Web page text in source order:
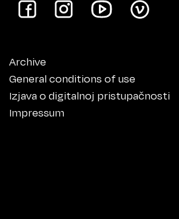
Archive
General conditions of use
Izjava o digitalnoj pristupačnosti
Impressum